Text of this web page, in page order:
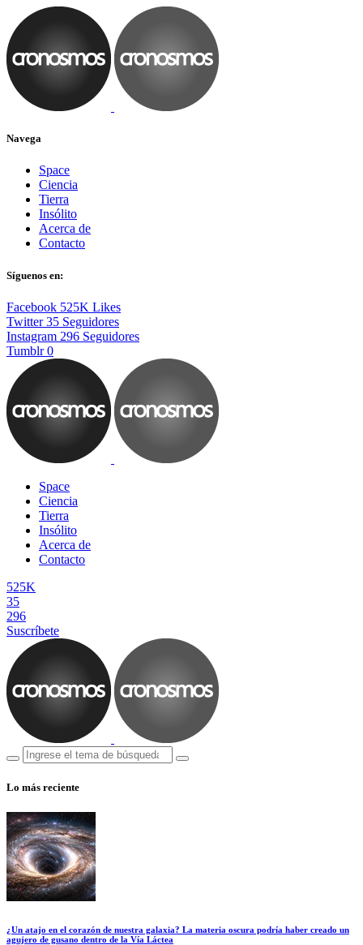
Navega
Space
Ciencia
Tierra
Insólito
Acerca de
Contacto
Síguenos en:
Facebook 525K Likes
Twitter 35 Seguidores
Instagram 296 Seguidores
Tumblr 0
Space
Ciencia
Tierra
Insólito
Acerca de
Contacto
525K
35
296
Suscríbete
Lo más reciente
¿Un atajo en el corazón de nuestra galaxia? La materia oscura podría haber creado un
agujero de gusano dentro de la Vía Láctea